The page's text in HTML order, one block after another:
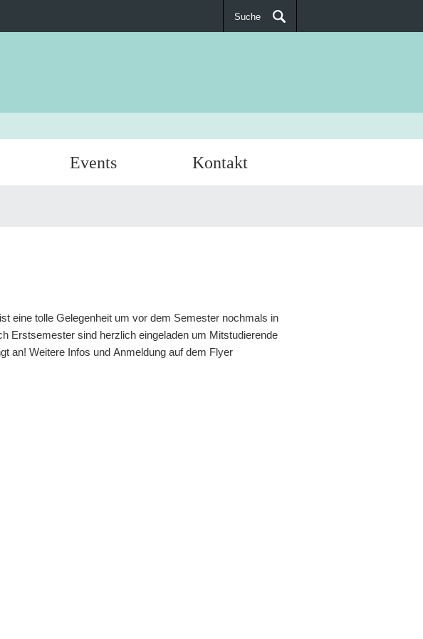
Suche
Events Kontakt
eine tolle Gelegenheit um vor dem Semester nochmals in
Erstsemester sind herzlich eingeladen um Mitstudierende
an! Weitere Infos und Anmeldung auf dem Flyer